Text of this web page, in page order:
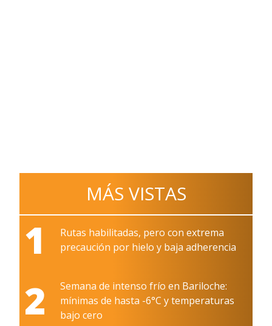
MÁS VISTAS
1
Rutas habilitadas, pero con extrema
precaución por hielo y baja adherencia
2
Semana de intenso frío en Bariloche:
mínimas de hasta -6°C y temperaturas
bajo cero